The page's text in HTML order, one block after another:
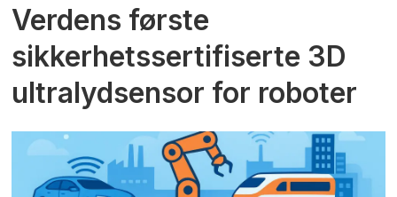
Verdens første
sikkerhetssertifiserte 3D
ultralydsensor for roboter